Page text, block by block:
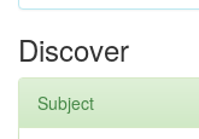
Discover
Subject